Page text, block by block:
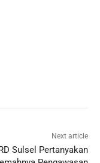
Next article
Sulsel Pertanyakan